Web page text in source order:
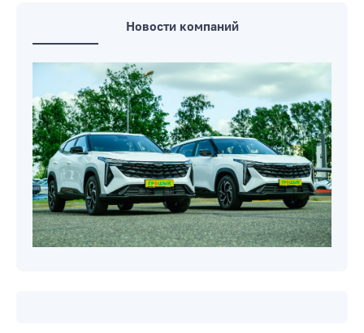
Новости компаний